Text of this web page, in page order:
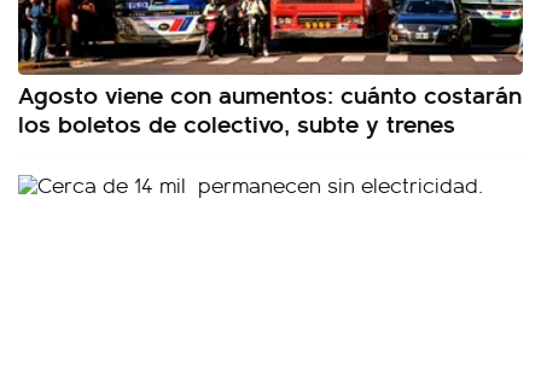
Agosto viene con aumentos: cuánto costarán
los boletos de colectivo, subte y trenes